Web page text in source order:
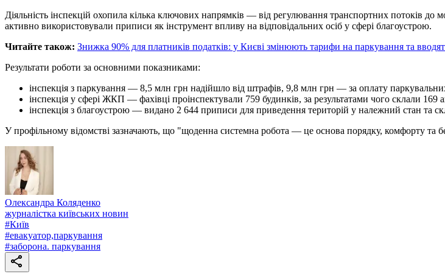
Діяльність інспекцій охопила кілька ключових напрямків — від регулювання транспортних потоків до
активно використовували приписи як інструмент впливу на відповідальних осіб у сфері благоустрою.
Читайте також: Знижка 90% для платників податків: у Києві змінюють тарифи на паркування та
Результати роботи за основними показниками:
інспекція з паркування — 8,5 млн грн надійшло від штрафів, 9,8 млн грн — за оплату
інспекція у сфері ЖКП — фахівці проінспектували 759 будинків, за результатами чого склали 169
інспекція з благоустрою — видано 2 644 приписи для приведення територій у належний стан та
У профільному відомстві зазначають, що "щоденна системна робота — це основа порядку, комфорту та
Олександра Коляденко
журналістка київських новин
#Київ
#евакуатор,паркування
#заборона. паркування